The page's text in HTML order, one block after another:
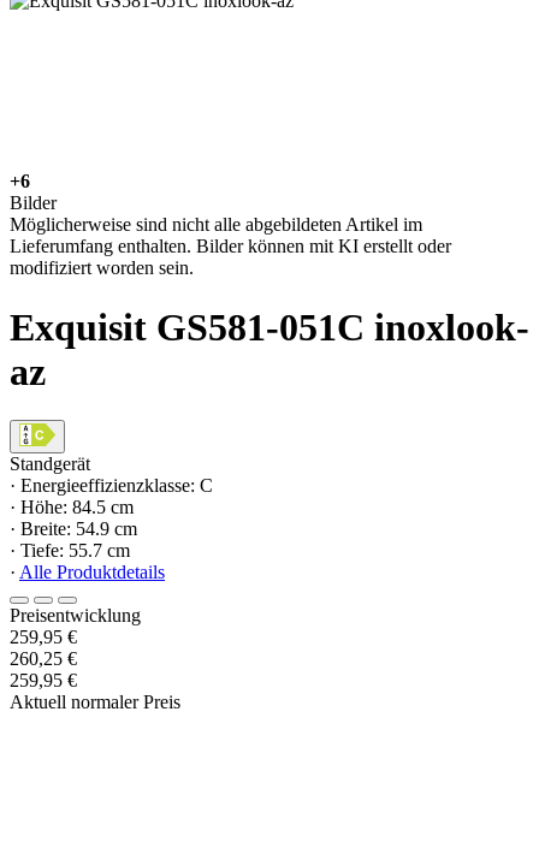
+6
Bilder
Möglicherweise sind nicht alle abgebildeten Artikel im
Lieferumfang enthalten. Bilder können mit KI erstellt oder
modifiziert worden sein.
Exquisit GS581-051C inoxlook-
az
Standgerät
· Energieeffizienzklasse: C
· Höhe: 84.5 cm
· Breite: 54.9 cm
· Tiefe: 55.7 cm
· Alle Produktdetails
Preisentwicklung
259,95 €
260,25 €
259,95 €
Aktuell normaler Preis